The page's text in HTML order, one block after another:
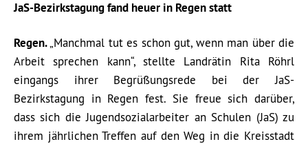
JaS-Bezirkstagung fand heuer in Regen statt
Regen.„Manchmal tut es schon gut, wenn man über die
Arbeit sprechen kann“, stellte Landrätin Rita Röhrl
eingangs ihrer Begrüßungsrede bei der JaS-
Bezirkstagung in Regen fest. Sie freue sich darüber,
dass sich die Jugendsozialarbeiter an Schulen (JaS) zu
ihrem jährlichen Treffen auf den Weg in die Kreisstadt